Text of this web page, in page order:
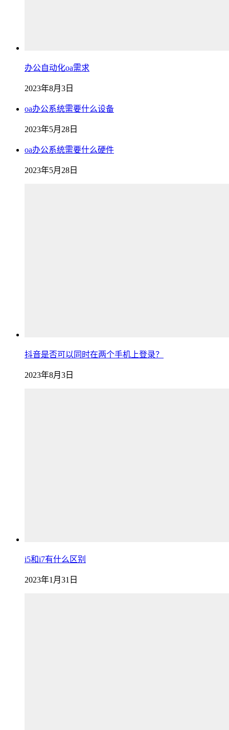
办公自动化oa需求
2023年8月3日
oa办公系统需要什么设备
2023年5月28日
oa办公系统需要什么硬件
2023年5月28日
抖音是否可以同时在两个手机上登录？
2023年8月3日
i5和i7有什么区别
2023年1月31日